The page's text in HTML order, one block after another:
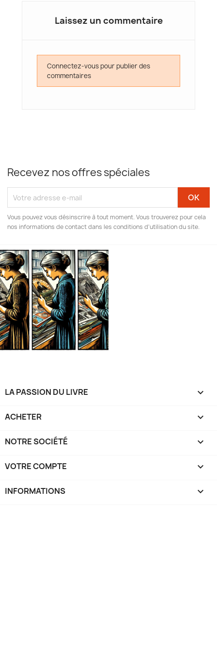
Laissez un commentaire
Connectez-vous pour publier des
commentaires
Recevez nos offres spéciales
Vous pouvez vous désinscrire à tout moment. Vous trouverez pour cela
nos informations de contact dans les conditions d'utilisation du site.
LA PASSION DU LIVRE 
ACHETER 
NOTRE SOCIÉTÉ 
VOTRE COMPTE 
INFORMATIONS keyboard_arrow_down